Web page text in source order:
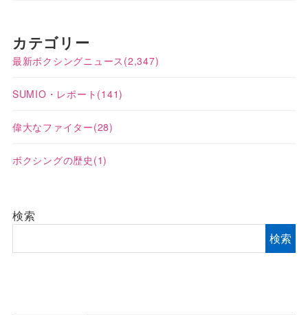
カテゴリー
最新ボクシングニュース (2,347)
SUMIO・レポート (141)
偉大なファイター(28)
ボクシングの歴史 (1)
検索
検索